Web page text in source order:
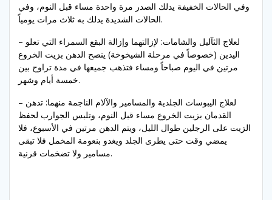
وفي الحالات الخفيفة يدلك الصدر مرة واحدة مساء قبل النوم، وفي
الحالات الشديدة يدلك به ثلاث مرات يومياً.
– لعلاج الثآليل والشامات: لإزالتهما وإزالة البقع السمراء التي تعلو
اليدين (خصوصاً في مرحلة الشيخوخة) ينصح الدهن بزيت الخروع
مرتين في اليوم صباحاً ومساء فتذهب جميعها في مدة تراوح بين
خمسة أيام وشهر.
– لعلاج اليبوسات الجلدية والمسامير والآلام الناجمة منهما: تدهن
القدمان بزيت الخروع مساء قبل النوم، وتلبس الجوارب لحفظ
الزيت على الرجلين طوال الليل، ويتم الدهن مرتين في الأسبوع، فلا
يمضي وقت حتى يطرى الجلد ويغدو بنعومة المخمل فلا تبقى
مسامير ولا تضخمات قرنية.